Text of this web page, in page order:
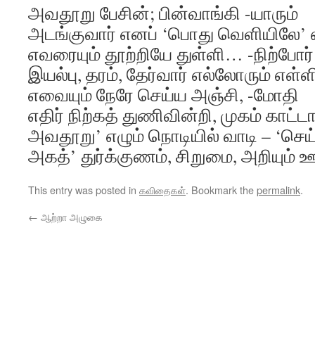
அவதூறு பேசின்; பின்வாங்கி -யாரும்
அடங்குவார் எனப் ‘பொது வெளியிலே’
எவரையும் தூற்றியே துள்ளி… -நிற்போர்
இயல்பு, தரம், தேர்வார் எல்லோரும்
எவையும் நேரே செய்ய அஞ்சி, -மோதி
எதிர் நிற்கத் துணிவின்றி, முகம்
அவதூறு’ எழும் நொடியில் வாடி –
அகத்’ துர்க்குணம், சிறுமை, அறியும்
This entry was posted in கவிதைகள். Bookmark thepermalink.
← ஆற்றா அழுகை